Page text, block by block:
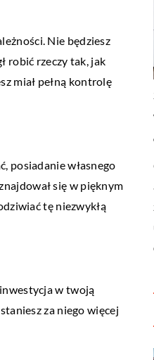
Nie będziesz
robić rzeczy tak, jak
miał pełną kontrolę
posiadanie własnego
się w pięknym
tę niezwykłą
w twoją
za niego więcej
pracy biurowej nie
pracowników,
od wyposażenia biura.